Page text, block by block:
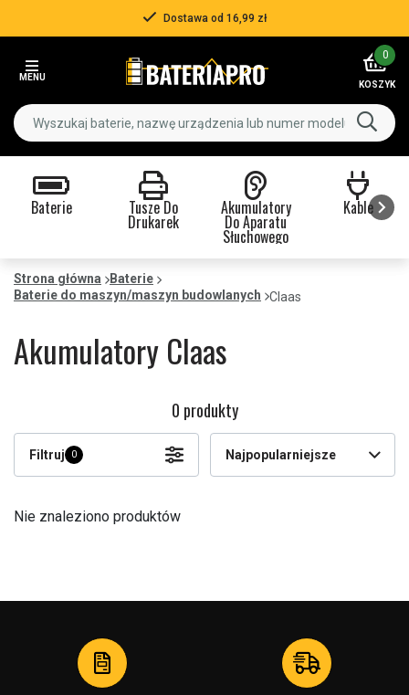
Dostawa od 16,99 zł
MENU
0
KOSZYK
Baterie Tusze Do
Drukarek
Akumulatory
Do Aparatu
Słuchowego
Kable
Strona główna
Baterie
Baterie do maszyn/maszyn budowlanych
Claas
Akumulatory Claas
0 produkty
Filtruj 0 Najpopularniejsze
Nie znaleziono produktów